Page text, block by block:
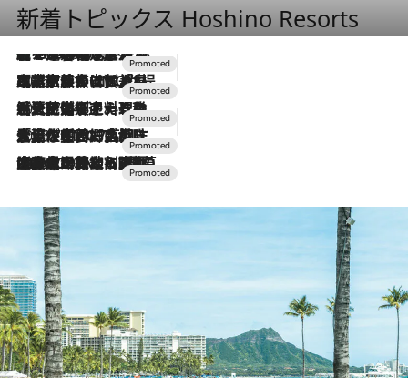
新着トピックス Hoshino Resorts
2026.8.7
【トンボの足水浴】ヒノキの香りに包まれて涼感マックス！約13℃の湧水かけ流しを避暑地「星野温泉 トンボの湯」で体験
2026.7.31
【ホテル帰省】という選択肢をOMOが提案。家族とほどよい距離を保つには「昼は実家、夜は気兼ねなくホテルで！」
2026.7.24
【夏限定ディナーコース】旬を迎える稚鮎や花ズッキーニなどをイタリア・トスカーナの郷土料理の手法で満喫！
2026.7.17
「土佐和ハーブかき氷」がOMO7高知に登場！生姜、山椒、大葉など目にも舌にも涼を呼ぶ郷土の味
2026.7.10
NEW OPEN！【界 草津】名湯の地に誕生。趣の異なる2種の温泉と上州ならではの会席・蕎麦割烹など美食を味わう究極の癒やし旅